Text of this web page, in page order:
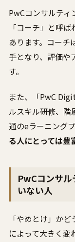
PwCコンサルテ
「コーチ」と呼
あります。コーチ
手となり、評価や
す。
また、「PwC
ルスキル研修、階
通のeラーニング
る人にとっては豊
PwCコンサル
いない人
「やめとけ」か
によって大きく変